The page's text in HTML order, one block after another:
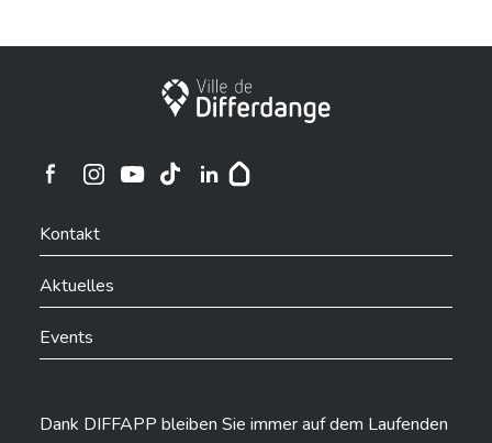
Stadt Differdingen
Ville de Differdange sur Instagram
Kontakt
Aktuelles
Events
Dank DIFFAPP bleiben Sie immer auf dem Laufenden